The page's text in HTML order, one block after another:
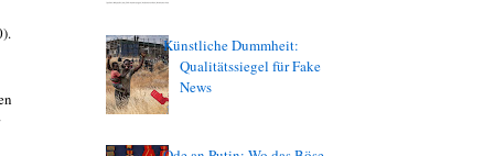
Künstliche Dummheit:
Qualitätssiegel für Fake
News